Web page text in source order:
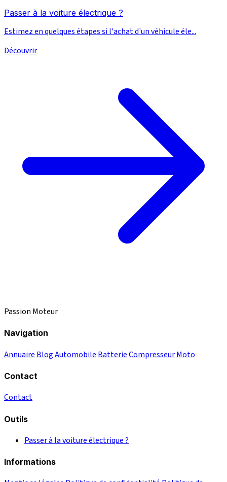
Passer à la voiture électrique ?
Estimez en quelques étapes si l'achat d'un véhicule éle...
Découvrir
Passion Moteur
Navigation
Annuaire BlogAutomobile BatterieCompresseurMoto
Contact
Contact
Outils
Passer à la voiture électrique ?
Informations